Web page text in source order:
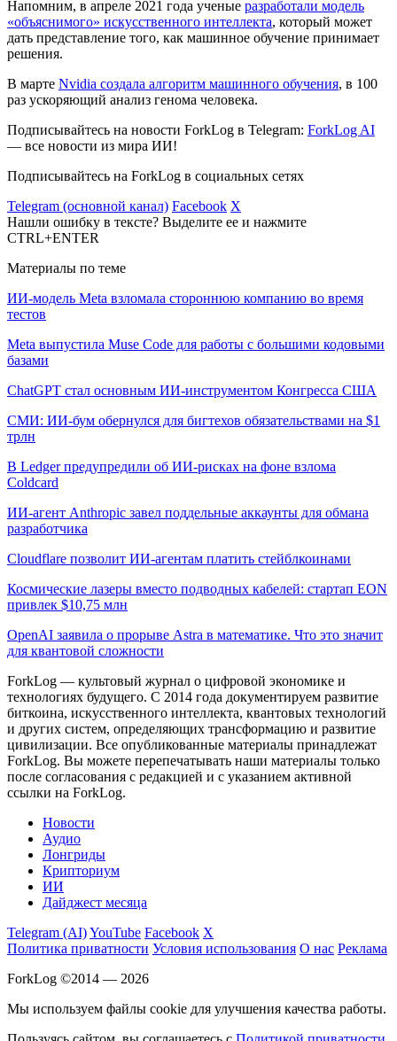
Напомним, в апреле 2021 года ученые разработали модель
«объяснимого» искусственного интеллекта, который может
дать представление того, как машинное обучение принимает
решения.
В марте Nvidia создала алгоритм машинного обучения, в 100
раз ускоряющий анализ генома человека.
Подписывайтесь на новости ForkLog в Telegram: ForkLog AI
— все новости из мира ИИ!
Подписывайтесь на ForkLog в социальных сетях
Telegram (основной канал) Facebook X
Нашли ошибку в тексте? Выделите ее и нажмите
CTRL+ENTER
Материалы по теме
ИИ-модель Meta взломала стороннюю компанию во время
тестов
Meta выпустила Muse Code для работы с большими кодовыми
базами
ChatGPT стал основным ИИ-инструментом Конгресса США
СМИ: ИИ-бум обернулся для бигтехов обязательствами на $1
трлн
В Ledger предупредили об ИИ-рисках на фоне взлома
Coldcard
ИИ-агент Anthropic завел поддельные аккаунты для обмана
разработчика
Cloudflare позволит ИИ-агентам платить стейблкоинами
Космические лазеры вместо подводных кабелей: стартап EON
привлек $10,75 млн
OpenAI заявила о прорыве Astra в математике. Что это значит
для квантовой сложности
ForkLog — культовый журнал о цифровой экономике и
технологиях будущего. С 2014 года документируем развитие
биткоина, искусственного интеллекта, квантовых технологий
и других систем, определяющих трансформацию и развитие
цивилизации. Все опубликованные материалы принадлежат
ForkLog. Вы можете перепечатывать наши материалы только
после согласования с редакцией и с указанием активной
ссылки на ForkLog.
Новости
Аудио
Лонгриды
Крипториум
ИИ
Дайджест месяца
Telegram (AI)YouTube Facebook X
Политика приватности Условия использования О нас Реклама
ForkLog ©2014 — 2026
Мы используем файлы cookie для улучшения качества работы.